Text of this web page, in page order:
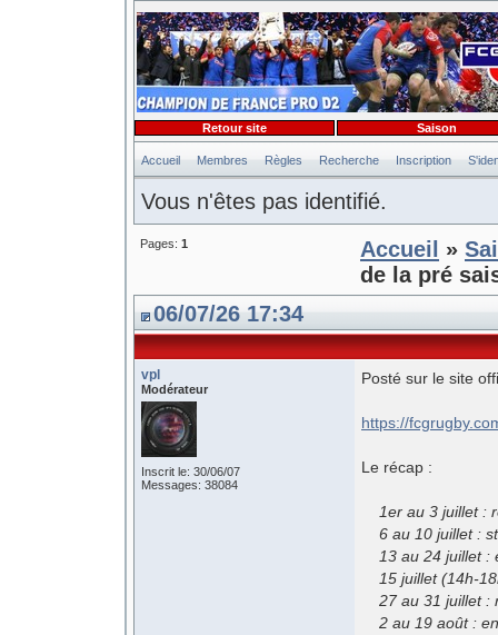
Accueil Membres Règles Recherche Inscription
Vous n'êtes pas identifié.
Retour site Saison
Pages: 1 Accueil »
de la pré
06/07/26 17:34
vpl
Modérateur
Inscrit le: 30/06/07
Messages: 38084
Posté sur le site
https://
Le récap :
1er au 3 juillet :
6 au 10 juillet :
13 au 24 juillet :
15 juillet (14h-
27 au 31 juillet :
2 au 19 août :